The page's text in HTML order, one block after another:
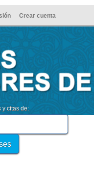
Crear cuenta
y citas de: